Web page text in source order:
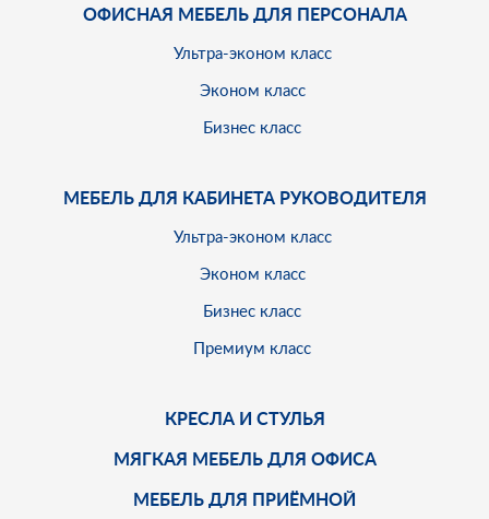
ОФИСНАЯ МЕБЕЛЬ ДЛЯ ПЕРСОНАЛА
Ультра-эконом класс
Эконом класс
Бизнес класс
МЕБЕЛЬ ДЛЯ КАБИНЕТА РУКОВОДИТЕЛЯ
Ультра-эконом класс
Эконом класс
Бизнес класс
Премиум класс
КРЕСЛА И СТУЛЬЯ
МЯГКАЯ МЕБЕЛЬ ДЛЯ ОФИСА
МЕБЕЛЬ ДЛЯ ПРИЁМНОЙ